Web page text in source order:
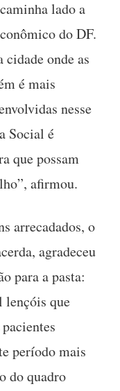
lado a
do DF.
cidade onde as
é mais
nesse
Social é
que possam
afirmou.
arrecadados, o
agradeceu
para a pasta:
lençóis que
período mais
do quadro